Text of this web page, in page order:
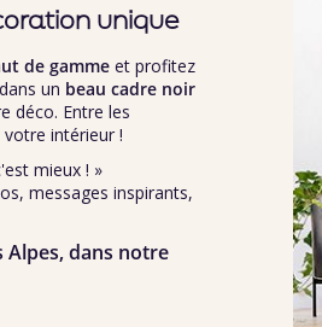
unique
de gamme et profitez
un beau cadre noir
déco. Entre les
intérieur !
mieux ! »
messages inspirants,
Alpes, dans notre